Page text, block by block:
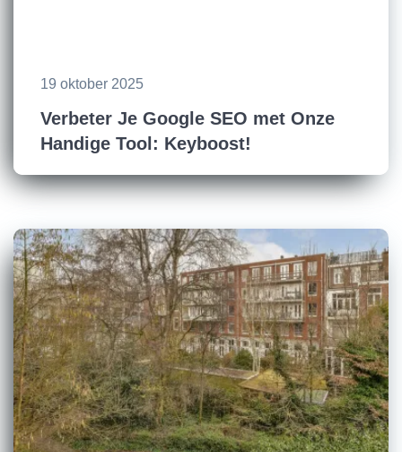
19 oktober 2025
Verbeter Je Google SEO met Onze
Handige Tool: Keyboost!